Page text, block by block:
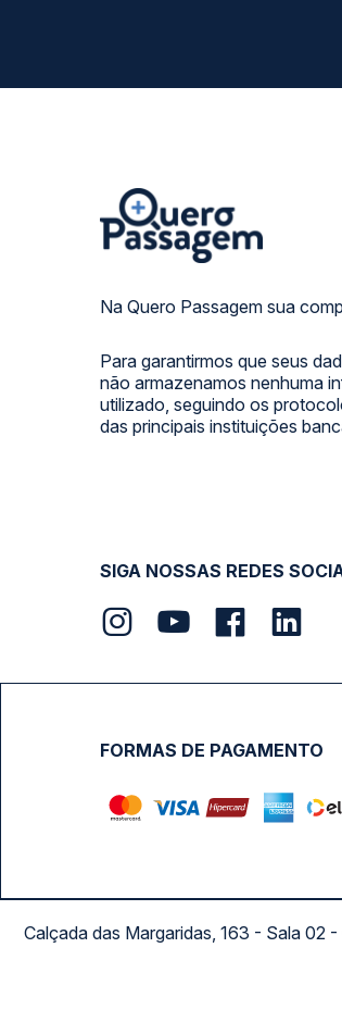
Na Quero Passagem sua
Para garantirmos que seus
não armazenamos nenhuma
utilizado, seguindo os
das principais instituições
SIGA NOSSAS REDES
FORMAS DE PAGAMENTO
Calçada das Margaridas, 163 - Sala 02